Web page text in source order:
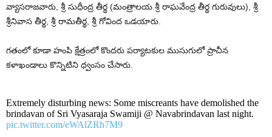
వ్యాసరాజవారు, శ్రీ సుధీంద్ర తీర్థ (మంత్రాలయ శ్రీ రాఘవేంద్ర తీర్థ గురువులు), శ్రీ
శ్రీనివాస తీర్థ, శ్రీ రామతీర్థ, శ్రీ గోవింద ఒడయారు.
గతంలో కూడా హంపి క్షేత్రంలో కొందరు పర్యాటకుల ముసుగులో ప్రాచీన
కళాఖండాలు కొన్నిటిని ధ్వంసం చేసారు.
Extremely disturbing news: Some miscreants have demolished the
brindavan of Sri Vyasaraja Swamiji @ Navabrindavan last night.
pic.twitter.com/eWAlZRh7M9